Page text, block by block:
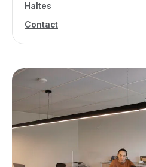
Haltes
Contact